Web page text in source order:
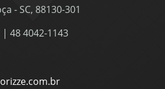
- SC, 88130-301
| 48 4042-1143